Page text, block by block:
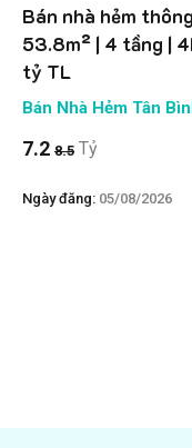
Bán nhà hẻm
53.8m² | 4 tầng |
tỷ TL
Bán Nhà Hẻm Tân
7.2 8.5 Tỷ
Ngày đăng: 05/08/2026